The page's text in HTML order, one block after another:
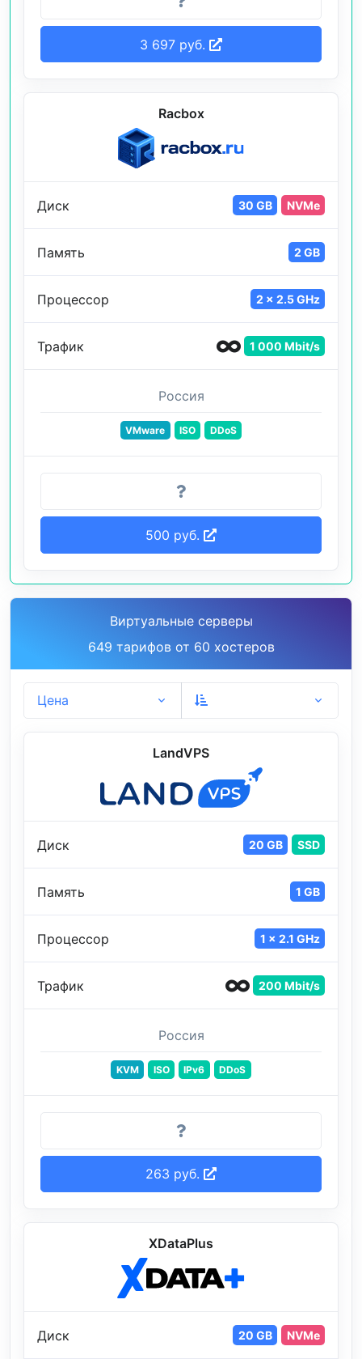
3 697 руб.
Racbox
Диск 30 GB NVMe
Память 2 GB
Процессор 2 x 2.5 GHz
Трафик 1 000 Mbit/s
Россия
VMware ISO DDoS
500 руб.
Виртуальные серверы
649 тарифов от 60 хостеров
Цена
LandVPS
Диск 20 GB SSD
Память 1 GB
Процессор 1 x 2.1 GHz
Трафик 200 Mbit/s
Россия
KVM ISO IPv6 DDoS
263 руб.
XDataPlus
Диск 20 GB NVMe